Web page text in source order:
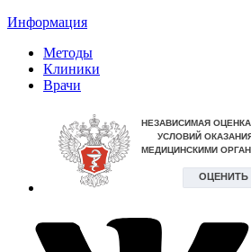
Информация
Методы
Клиники
Врачи